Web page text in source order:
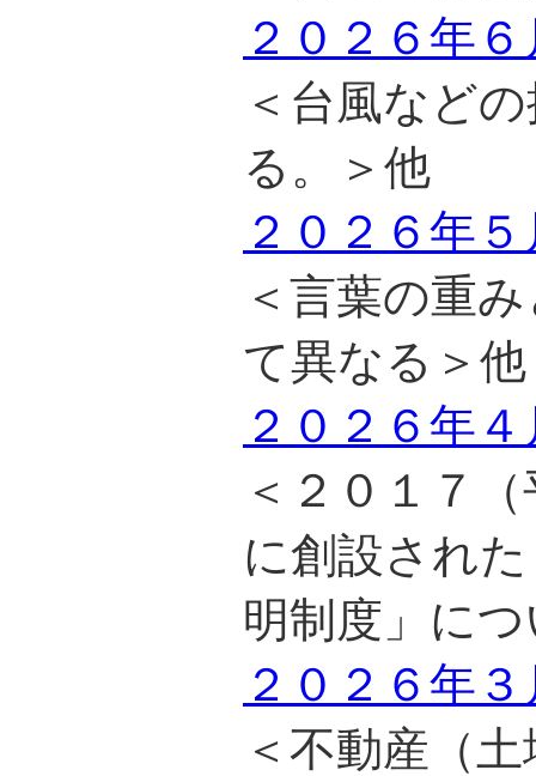
２０２６年
＜台風など
る。＞他
２０２６年
＜言葉の重
て異なる＞他
２０２６年
＜２０１７
に創設され
明制度」に
２０２６年
＜不動産（